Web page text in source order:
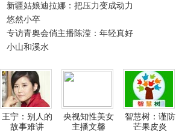
新疆姑娘迪拉娜：把压力变成动力
悠然小卒
专访青奥会俏主播陈滢：年轻真好
小山和溪水
王宁：别人的
故事难讲
央视知性美女
主播文馨
智慧树：谨防
芒果皮炎